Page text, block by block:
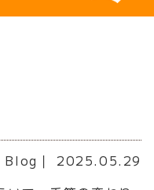
Blog ｜ 2025.05.29